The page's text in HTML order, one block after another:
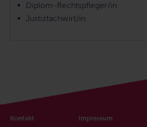
Diplom-Rechtspfleger/in
Justizfachwirt/in
Kontakt Impressum